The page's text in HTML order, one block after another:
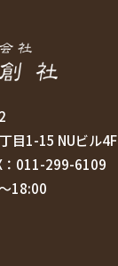
目1-15 NUビル4F
011-299-6109
18:00